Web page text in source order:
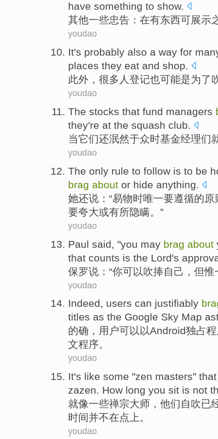
have something to show.
其他一些忠告 ：在有东西可展示
youdao
It's probably also a way for
places they eat and shop.
此外， 很多 人 登记也可能是为了
youdao
The stocks that fund managers
they're at the squash club.
当它们还泯然于众时基金经理们
youdao
The only rule to follow is to be
brag about or hide anything.
她还说：“易物时唯一要遵循的原
要夸大或有所隐瞒。”
youdao
Paul said , "you may brag about
that counts is the Lord's
保罗说 ：“你可以吹捧自己 ， 但惟
youdao
Indeed, users can justifiably
titles as the Google Sky Map
的确 ， 用户可以 以Android独占
文程序。
youdao
It's like some "zen masters"
zazen. How long you sit is not
就像一些禅宗大师， 他们 自吹已
时间并不在点上。
youdao